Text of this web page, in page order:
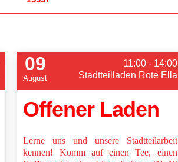
09
August
11:00 - 14:00
Stadtteilladen Rote Ella
Offener Laden
Lerne uns und unsere Stadtteilarbeit
kennen! Komm auf einen Tee, einen